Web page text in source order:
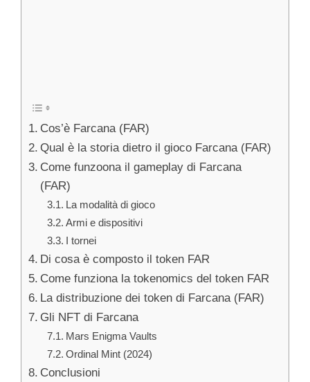
Cos’è Farcana (FAR)
Qual è la storia dietro il gioco Farcana (FAR)
Come funzoona il gameplay di Farcana
(FAR)
La modalità di gioco
Armi e dispositivi
I tornei
Di cosa è composto il token FAR
Come funziona la tokenomics del token FAR
La distribuzione dei token di Farcana (FAR)
Gli NFT di Farcana
Mars Enigma Vaults
Ordinal Mint (2024)
Conclusioni